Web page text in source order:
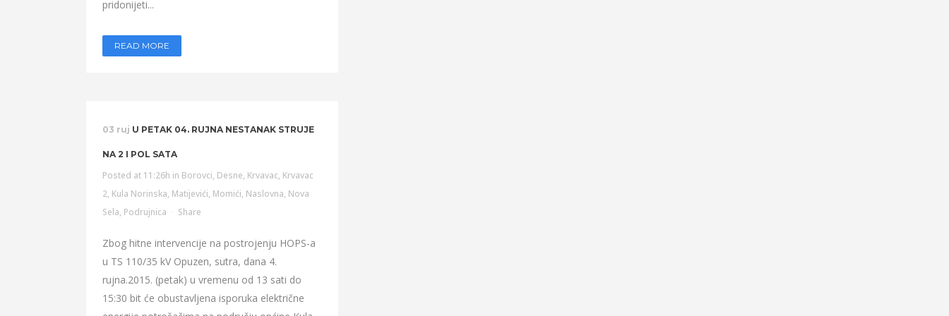
pridonijeti...
READ MORE
03 ruj U PETAK 04. RUJNA NESTANAK STRUJE
NA 2 I POL SATA
Posted at 11:26h in Borovci, Desne, Krvavac, Krvavac
2, Kula Norinska, Matijevići, Momići, Naslovna, Nova
Sela, Podrujnica Share
Zbog hitne intervencije na postrojenju HOPS-a
u TS 110/35 kV Opuzen, sutra, dana 4.
rujna.2015. (petak) u vremenu od 13 sati do
15:30 bit će obustavljena isporuka električne